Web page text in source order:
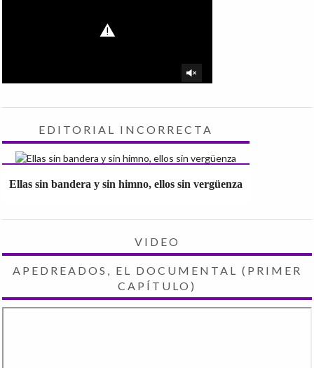
EDITORIAL INCORRECTA
Ellas sin bandera y sin himno, ellos sin vergüenza
VIDEO
APEDREADOS, EL DOCUMENTAL (PRIMER
CAPÍTULO)